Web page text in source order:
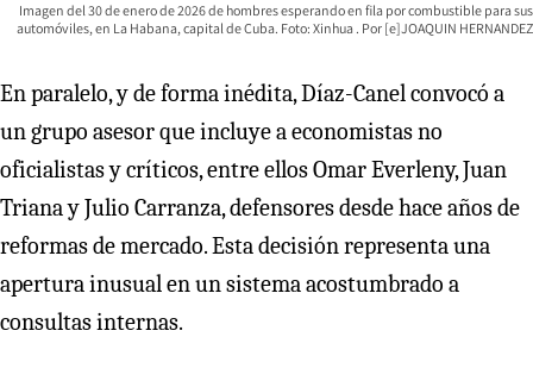
Imagen del 30 de enero de 2026 de hombres esperando en fila por combustible para sus
automóviles, en La Habana, capital de Cuba. Foto: Xinhua
[e]JOAQUIN HERNANDEZ
En paralelo, y de forma inédita, Díaz-Canel convocó a
un grupo asesor que incluye a economistas no
oficialistas y críticos, entre ellos Omar Everleny, Juan
Triana y Julio Carranza, defensores desde hace años de
reformas de mercado. Esta decisión representa una
apertura inusual en un sistema acostumbrado a
consultas internas.